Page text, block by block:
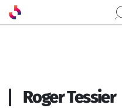
Aller au contenu principal
Roger Tessier